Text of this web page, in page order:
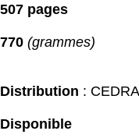
507 pages
770 (grammes)
Distribution :
Disponible